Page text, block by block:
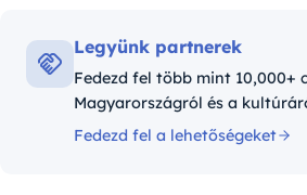
Legyünk partnerek
Fedezd fel több mint 10,000+
Magyarországról és a
Fedezd fel a lehetőségeket